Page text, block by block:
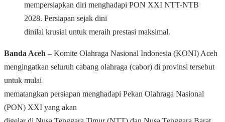
mempersiapkan diri menghadapi PON XXI NTT-NTB
2028. Persiapan sejak dini
dinilai krusial untuk meraih prestasi maksimal.
Banda Aceh ‒ Komite Olahraga Nasional Indonesia (KONI) Aceh
mengingatkan seluruh cabang olahraga (cabor) di provinsi tersebut
untuk mulai
mematangkan persiapan menghadapi Pekan Olahraga Nasional
(PON) XXI yang akan